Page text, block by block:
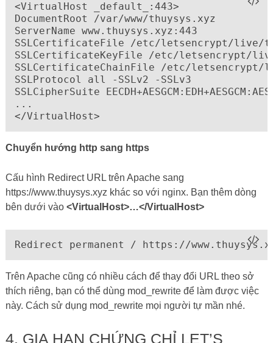
<VirtualHost _default_:443>
DocumentRoot /var/www/thuysys.xyz
ServerName www.thuysys.xyz:443
SSLCertificateFile /etc/letsencrypt/live/
SSLCertificateKeyFile /etc/letsencrypt/
SSLCertificateChainFile /etc/letsencrypt/
SSLProtocol all -SSLv2 -SSLv3
SSLCipherSuite
...
</VirtualHost>
Chuyển hướng http sang https
Cấu hình Redirect URL trên Apache sang
https://www.thuysys.xyz khác so với nginx. Bạn thêm dòng
bên dưới vào<VirtualHost>…</VirtualHost>
Redirect permanent / https://
Trên Apache cũng có nhiều cách để thay đổi URL theo sở
thích riêng, bạn có thể dùng mod_rewrite để làm được việc
này. Cách sử dụng mod_rewrite mọi người tự mần nhé.
4. GIA HẠN CHỨNG CHỈ LET’S